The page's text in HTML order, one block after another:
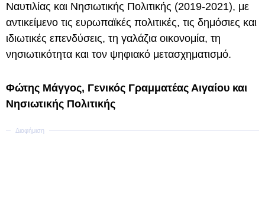
Ναυτιλίας και Νησιωτικής Πολιτικής (2019-2021), με
αντικείμενο τις ευρωπαϊκές πολιτικές, τις δημόσιες και
ιδιωτικές επενδύσεις, τη γαλάζια οικονομία, τη
νησιωτικότητα και τον ψηφιακό μετασχηματισμό.
Φώτης Μάγγος, Γενικός Γραμματέας Αιγαίου και
Νησιωτικής Πολιτικής